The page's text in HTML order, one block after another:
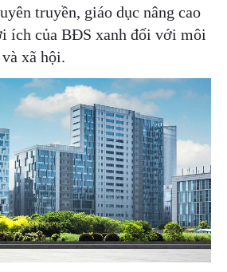
truyền, giáo dục nâng cao
ích của BĐS xanh đối với môi
xã hội.